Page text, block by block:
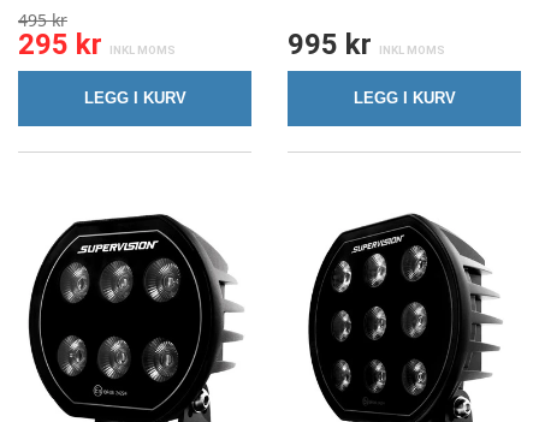
495 kr
295 kr
LEGG I KURV
995 kr
LEGG I KURV